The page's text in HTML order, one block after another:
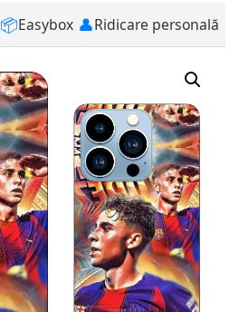
📦Easybox 👤Ridicare personală